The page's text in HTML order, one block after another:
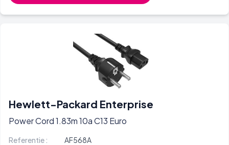
Hewlett-Packard Enterprise
Power Cord 1.83m 10a C13 Euro
Referentie :
AF568A